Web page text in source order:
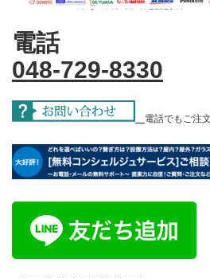
電話
048-729-8330
電話でもご注